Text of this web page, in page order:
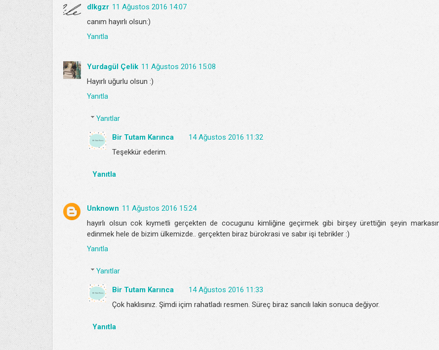
dlkgzr 11 Ağustos 2016 14:07
canım hayırlı olsun:)
Yanıtla
Yurdagül Çelik 11 Ağustos 2016 15:08
Hayırlı uğurlu olsun :)
Yanıtla
Yanıtlar
Bir Tutam Karınca
14 Ağustos 2016 11:32
Teşekkür ederim.
Yanıtla
Unknown 11 Ağustos 2016 15:24
hayırlı olsun cok kıymetli gerçekten de cocugunu kimliğine geçirmek gibi birşey ürettiğin şeyin
edinmek hele de bizim ülkemizde.. gerçekten biraz bürokrasi ve sabır işi tebrikler :)
Yanıtla
Yanıtlar
Bir Tutam Karınca
14 Ağustos 2016 11:33
Çok haklısınız. Şimdi içim rahatladı resmen. Süreç biraz sancılı lakin sonuca değiyor.
Yanıtla